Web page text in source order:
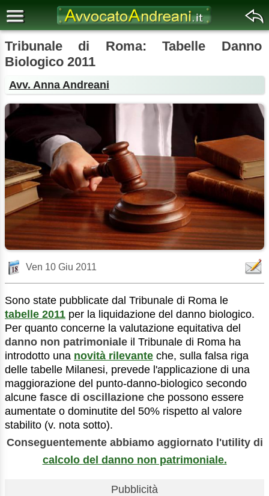
Tribunale di Roma: Tabelle Danno
Biologico 2011
Avv. Anna Andreani
Ven 10 Giu 2011
Sono state pubblicate dal Tribunale di Roma le
tabelle 2011 per la liquidazione del danno biologico.
Per quanto concerne la valutazione equitativa del
danno non patrimoniale il Tribunale di Roma ha
introdotto una novità rilevante che, sulla falsa riga
delle tabelle Milanesi, prevede l'applicazione di una
maggiorazione del punto-danno-biologico secondo
alcune fasce di oscillazione che possono essere
aumentate o dominutite del 50% rispetto al valore
stabilito (v. nota sotto).
Conseguentemente abbiamo aggiornato l'utility di
calcolo del danno non patrimoniale.
Pubblicità